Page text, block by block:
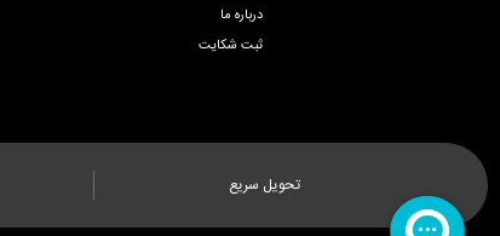
درباره ما
ثبت شکایت
تحویل سریع